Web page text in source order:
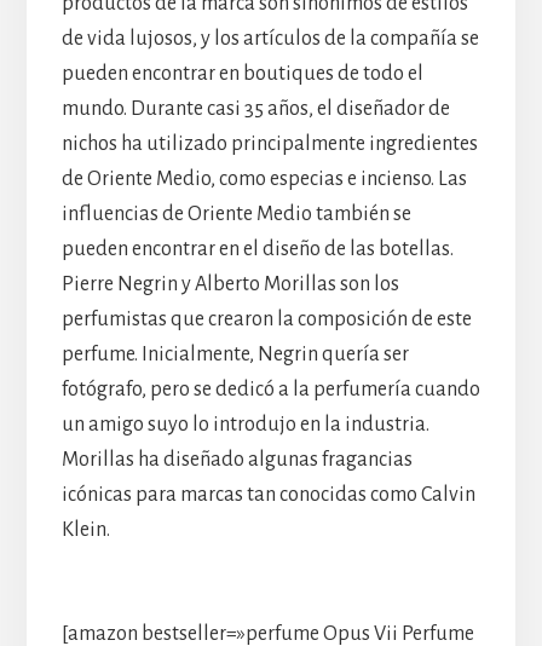
de vida lujosos, y los artículos de la compañía se
pueden encontrar en boutiques de todo el
mundo. Durante casi 35 años, el diseñador de
nichos ha utilizado principalmente ingredientes
de Oriente Medio, como especias e incienso. Las
influencias de Oriente Medio también se
pueden encontrar en el diseño de las botellas.
Pierre Negrin y Alberto Morillas son los
perfumistas que crearon la composición de este
perfume. Inicialmente, Negrin quería ser
fotógrafo, pero se dedicó a la perfumería cuando
un amigo suyo lo introdujo en la industria.
Morillas ha diseñado algunas fragancias
icónicas para marcas tan conocidas como Calvin
Klein.
[amazon bestseller=»perfume Opus Vii Perfume